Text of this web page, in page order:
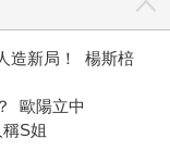
造新局！ 楊斯棓
歐陽立中
S姐